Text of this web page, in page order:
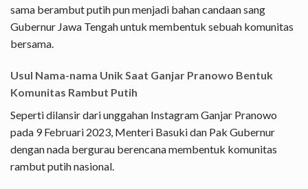
sama berambut putih pun menjadi bahan candaan sang
Gubernur Jawa Tengah untuk membentuk sebuah komunitas
bersama.
Usul Nama-nama Unik Saat Ganjar Pranowo Bentuk
Komunitas Rambut Putih
Seperti dilansir dari unggahan Instagram Ganjar Pranowo
pada 9 Februari 2023, Menteri Basuki dan Pak Gubernur
dengan nada bergurau berencana membentuk komunitas
rambut putih nasional.